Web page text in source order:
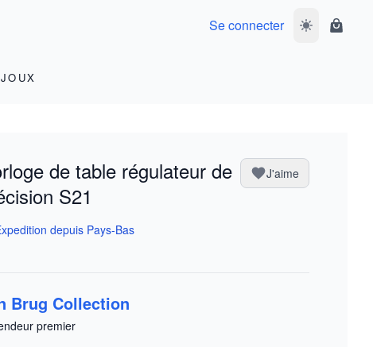
Se connecter Basculer le
Panier
de table régulateur de
S21
J'aime
depuis Pays-Bas
Brug Collection
premier